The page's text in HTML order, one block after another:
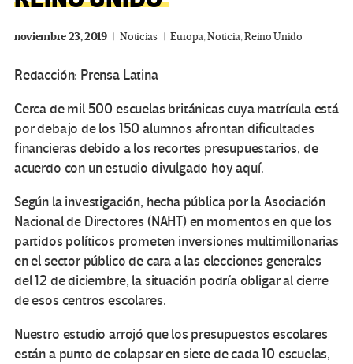
noviembre 23, 2019 Noticias Europa,Noticia,Reino Unido
Redacción: Prensa Latina
Cerca de mil 500 escuelas británicas cuya matrícula está
por debajo de los 150 alumnos afrontan dificultades
financieras debido a los recortes presupuestarios, de
acuerdo con un estudio divulgado hoy aquí.
Según la investigación, hecha pública por la Asociación
Nacional de Directores (NAHT) en momentos en que los
partidos políticos prometen inversiones multimillonarias
en el sector público de cara a las elecciones generales
del 12 de diciembre, la situación podría obligar al cierre
de esos centros escolares.
Nuestro estudio arrojó que los presupuestos escolares
están a punto de colapsar en siete de cada 10 escuelas,